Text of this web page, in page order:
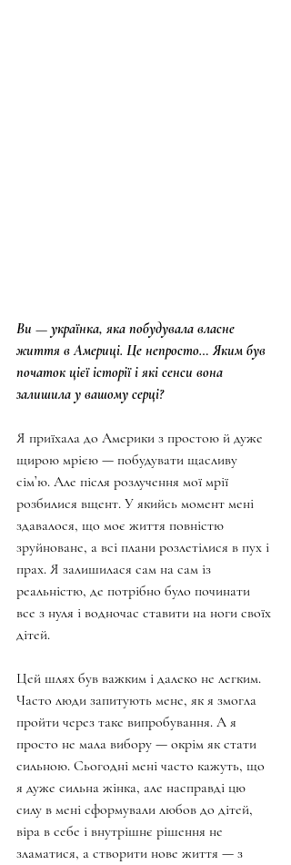
Ви — українка, яка побудувала власне
життя в Америці. Це непросто… Яким був
початок цієї історії і які сенси вона
залишила у вашому серці?
Я приїхала до Америки з простою й дуже
щирою мрією — побудувати щасливу
сім’ю. Але після розлучення мої мрії
розбилися вщент. У якийсь момент мені
здавалося, що моє життя повністю
зруйноване, а всі плани розлетілися в пух і
прах. Я залишилася сам на сам із
реальністю, де потрібно було починати
все з нуля і водночас ставити на ноги своїх
дітей.
Цей шлях був важким і далеко не легким.
Часто люди запитують мене, як я змогла
пройти через таке випробування. А я
просто не мала вибору — окрім як стати
сильною. Сьогодні мені часто кажуть, що
я дуже сильна жінка, але насправді цю
силу в мені сформували любов до дітей,
віра в себе і внутрішнє рішення не
зламатися, а створити нове життя — з